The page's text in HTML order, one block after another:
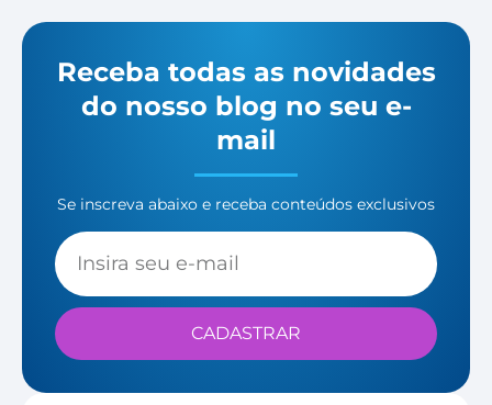
Receba todas as novidades
do nosso blog no seu e-
mail
Se inscreva abaixo e receba conteúdos exclusivos
CADASTRAR